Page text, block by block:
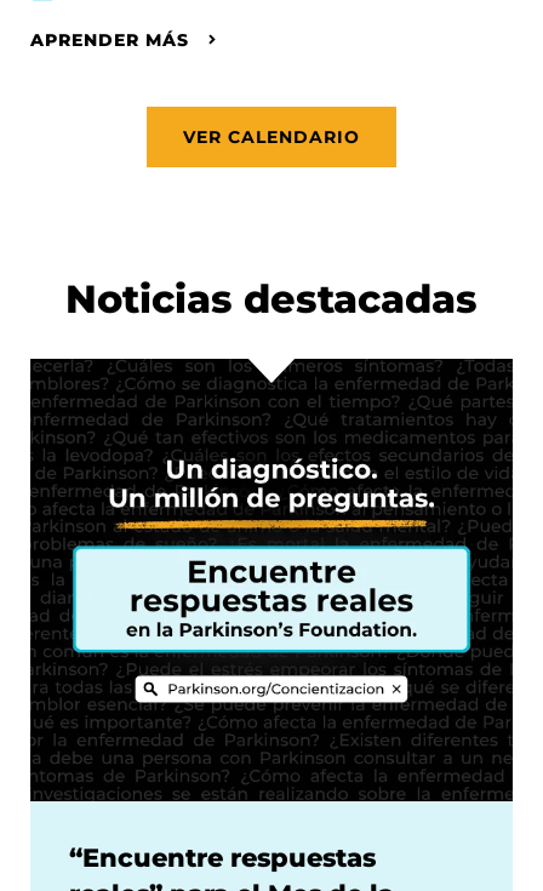
APRENDER MÁS
VER CALENDARIO
Noticias destacadas
“Encuentre respuestas